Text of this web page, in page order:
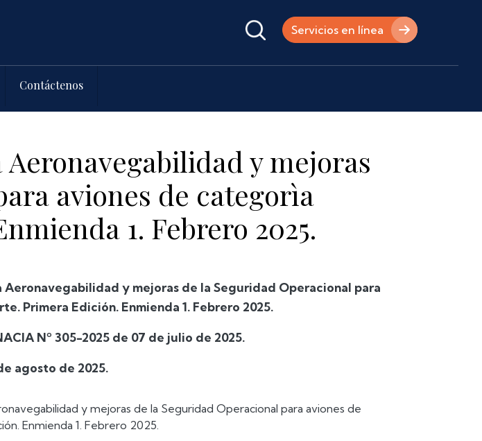
Servicios en línea
Contáctenos
y mejoras
aviones de categorìa
1. Febrero 2025.
y mejoras de la Seguridad Operacional para
Primera Edición. Enmienda 1. Febrero 2025.
Nº 305-2025 de 07 de julio de 2025.
agosto de 2025.
y mejoras de la Seguridad Operacional para aviones de
Enmienda 1. Febrero 2025.